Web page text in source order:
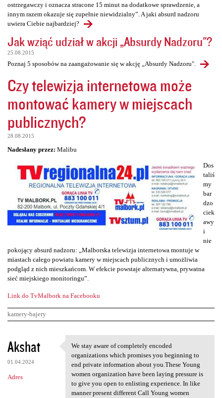
ostrzegawczy i oznacza stracone 15 minut na dodatkowe sprawdzenie, a
innym razem okazuje się zupełnie niewidzialny”. A jaki absurd nadzoru
uwiera Ciebie najbardziej?
Jak wziąć udział w akcji „Absurdy Nadzoru"?
25.08.2015
Poznaj 5 sposobów na zaangażowanie się w akcję „Absurdy Nadzoru".
Czy telewizja internetowa może
montować kamery w miejscach
publicznych?
28.08.2015
Nadesłany przez: Malibu
Dos
taliś
my
bar
dzo
ciek
awy
i
nie
pokojący absurd nadzoru: „Malborska telewizja internetowa montuje w
miastach całego powiatu kamery w miejscach publicznych i umożliwia
podgląd z nich mieszkańcom. W efekcie powstaje alternatywna, prywatna
sieć miejskiego monitoringu”.
Link do TvMalbork na Facebooku
kamery-bajery
K
o
m
e
Akshat
01.04.2024
Adres
We stay aware of completely
We stay aware of completely encoded
organizations which promises you beginning to
end private information about you.These Young
women organization have been laying pressure is
to give you open to enlisting experience. In like
manner present different Call Young women